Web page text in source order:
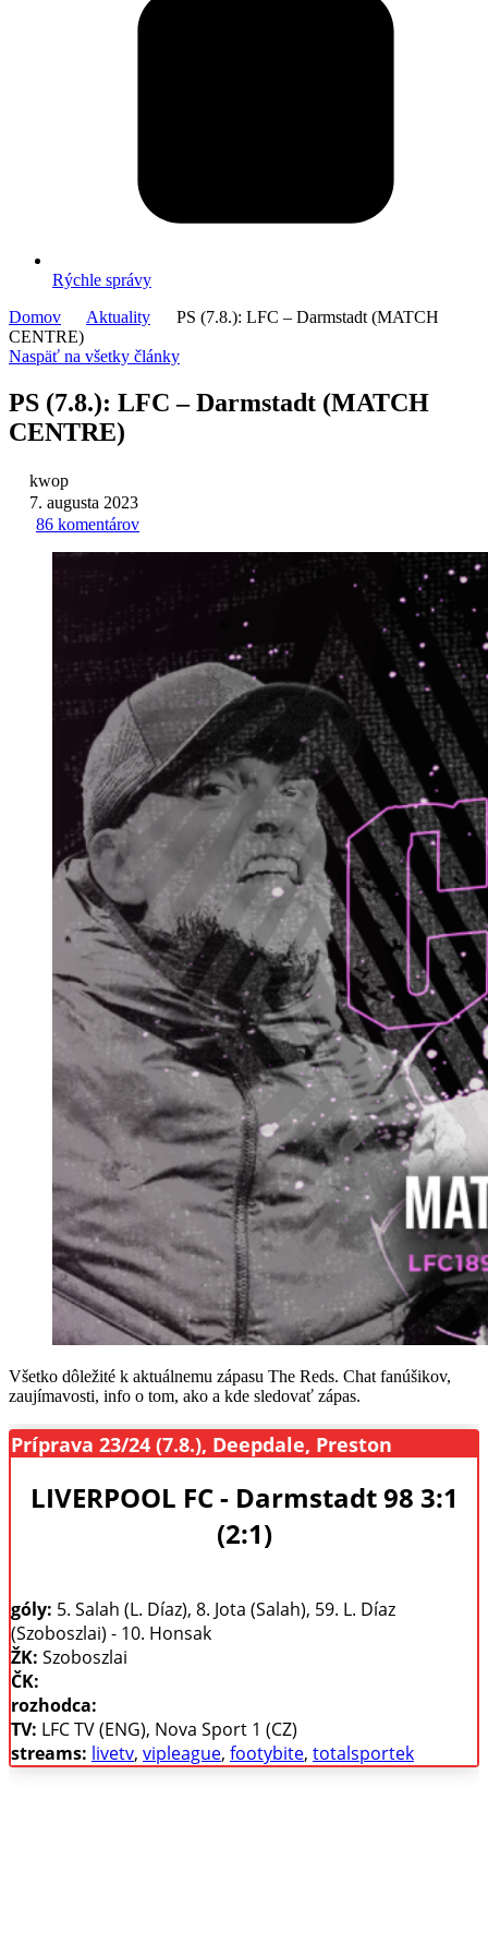
Rýchle správy
Domov
Aktuality
PS (7.8.): LFC – Darmstadt (MATCH
CENTRE)
Naspäť na všetky články
PS (7.8.): LFC – Darmstadt (MATCH
CENTRE)
kwop
7. augusta 2023
86 komentárov
Všetko dôležité k aktuálnemu zápasu The Reds. Chat fanúšikov,
zaujímavosti, info o tom, ako a kde sledovať zápas.
Príprava 23/24 (7.8.), Deepdale, Preston
LIVERPOOL FC - Darmstadt 98 3:1
(2:1)
góly: 5. Salah (L. Díaz), 8. Jota (Salah), 59. L. Díaz
(Szoboszlai) - 10. Honsak
ŽK: Szoboszlai
ČK:
rozhodca:
TV: LFC TV (ENG), Nova Sport 1 (CZ)
streams: livetv, vipleague, footybite, totalsportek